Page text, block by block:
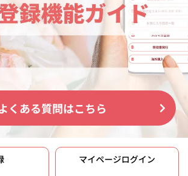
くある質問はこちら
マイページログイン